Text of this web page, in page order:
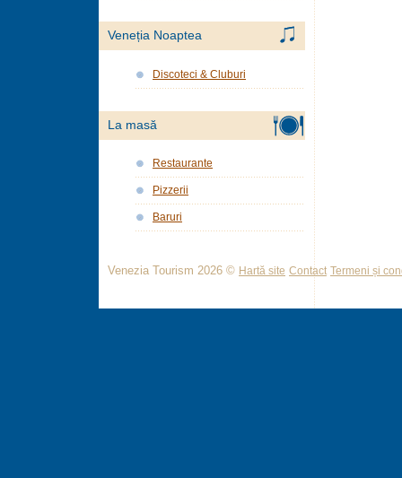
Veneția Noaptea
Discoteci & Cluburi
La masă
Restaurante
Pizzerii
Baruri
Venezia Tourism 2026 © Hartă site Contact Termeni și